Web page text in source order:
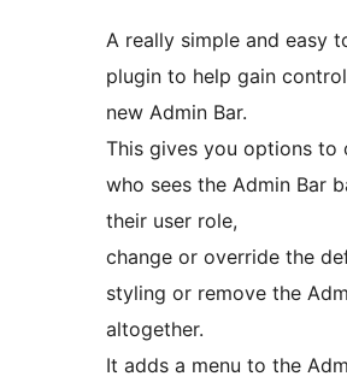
A really simple and easy
plugin to help gain
new Admin Bar.
This gives you options to
who sees the Admin Bar
their user role,
change or override the
styling or remove the
altogether.
It adds a menu to the